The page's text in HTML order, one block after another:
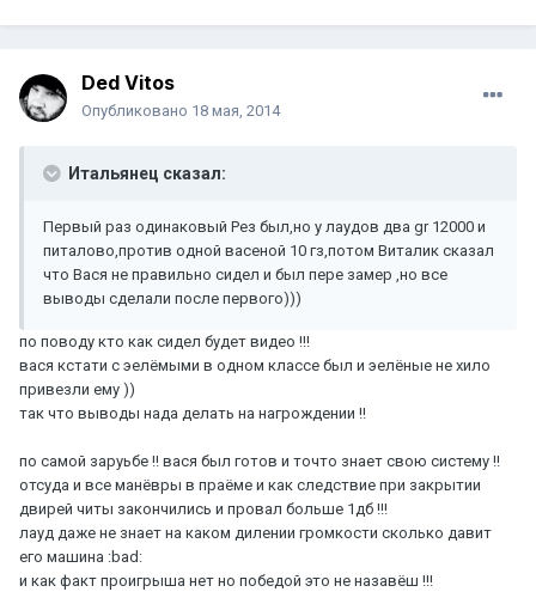
Ded Vitos
Опубликовано 18 мая, 2014
Итальянец сказал:
Первый раз одинаковый Рез был,но у лаудов два gr 12000 и
питалово,против одной васеной 10 гз,потом Виталик сказал
что Вася не правильно сидел и был пере замер ,но все
выводы сделали после первого)))
по поводу кто как сидел будет видео !!!
вася кстати с эелёмыми в одном классе был и эелёные не хило
привезли ему ))
так что выводы нада делать на нагрождении !!
по самой заруьбе !! вася был готов и точто знает свою систему !!
отсуда и все манёвры в праёме и как следствие при закрытии
двирей читы закончились и провал больше 1дб !!!
лауд даже не знает на каком дилении громкости сколько давит
его машина :bad:
и как факт проигрыша нет но победой это не назавёш !!!